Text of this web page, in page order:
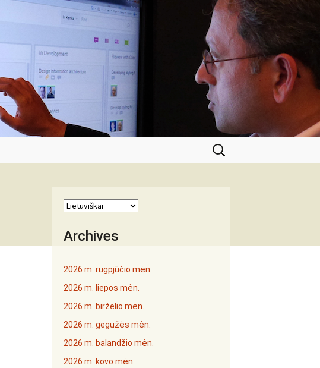
Ieškoti:
Archives
2026 m. rugpjūčio mėn.
2026 m. liepos mėn.
2026 m. birželio mėn.
2026 m. gegužės mėn.
2026 m. balandžio mėn.
2026 m. kovo mėn.